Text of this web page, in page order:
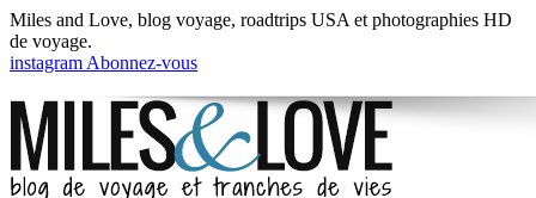
Miles and Love, blog voyage, roadtrips USA et photographies HD
de voyage.
instagram Abonnez-vous